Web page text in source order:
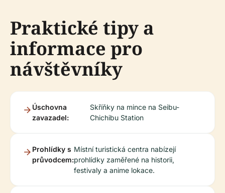
Praktické tipy a
informace pro
návštěvníky
Úschovna
zavazadel:
Skříňky na mince na Seibu-
Chichibu Station
Prohlídky s
průvodcem:
Místní turistická centra nabízejí
prohlídky zaměřené na historii,
festivaly a anime lokace.